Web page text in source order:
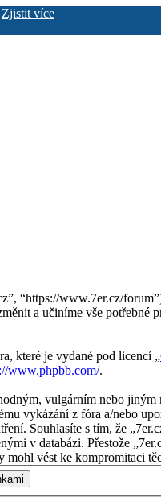
Zjistit více
“https://www.7er.cz/
a učiníme vše potřebné
které je vydané pod licencí „
www.phpbb.com/.
vulgárním nebo
vykázání z fóra a/nebo
Souhlasíte s tím, že
v databázi. Přestože
vést ke kompromitaci